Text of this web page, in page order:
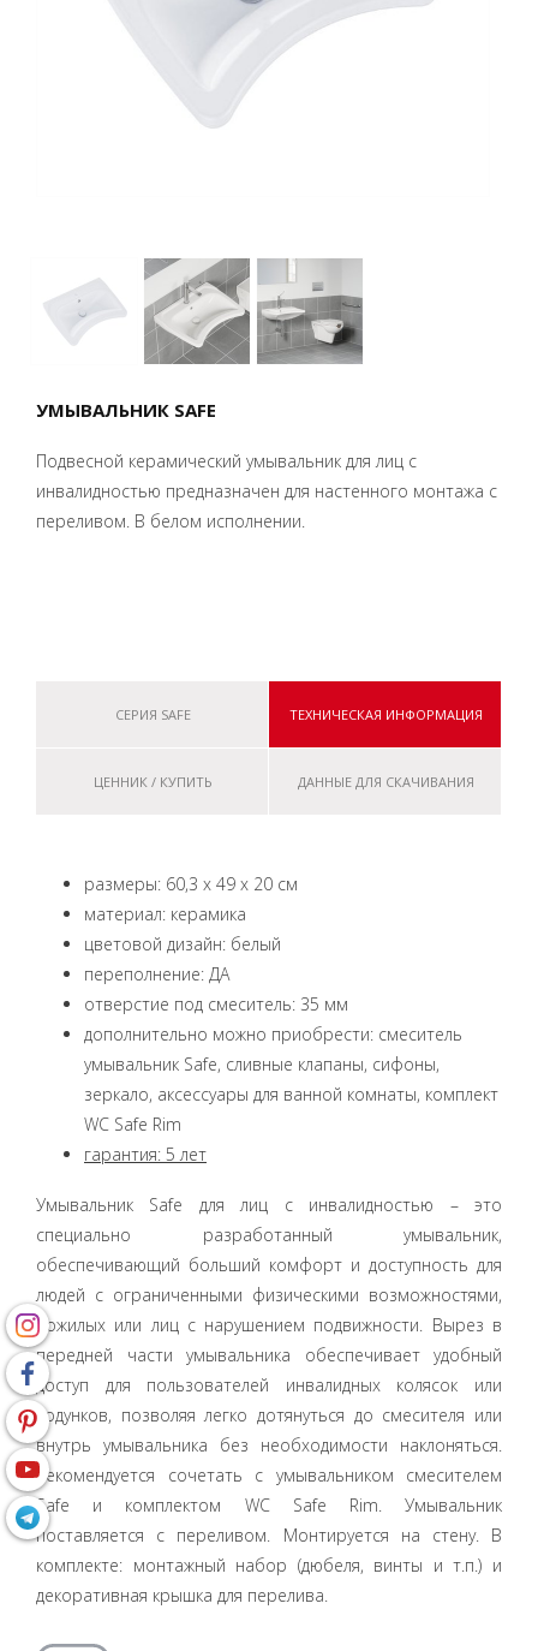
УМЫВАЛЬНИК SAFE
Подвесной керамический умывальник для лиц с
инвалидностью предназначен для настенного монтажа с
переливом. В белом исполнении.
СЕРИЯ SAFE ТЕХНИЧЕСКАЯ ИНФОРМАЦИЯ
ЦЕННИК / КУПИТЬ ДАННЫЕ ДЛЯ СКАЧИВАНИЯ
размеры: 60,3 x 49 x 20 см
материал: керамика
цветовой дизайн: белый
переполнение: ДА
отверстие под смеситель: 35 мм
дополнительно можно приобрести: смеситель
умывальник Safe, сливные клапаны, сифоны,
зеркало, аксессуары для ванной комнаты, комплект
WC Safe Rim
гарантия: 5 лет
Умывальник Safe для лиц с инвалидностью – это
специально разработанный умывальник,
обеспечивающий больший комфорт и доступность для
людей с ограниченными физическими возможностями,
пожилых или лиц с нарушением подвижности. Вырез в
передней части умывальника обеспечивает удобный
доступ для пользователей инвалидных колясок или
ходунков, позволяя легко дотянуться до смесителя или
внутрь умывальника без необходимости наклоняться.
Рекомендуется сочетать с умывальником смесителем
Safe и комплектом WC Safe Rim. Умывальник
поставляется с переливом. Монтируется на стену. В
комплекте: монтажный набор (дюбеля, винты и т.п.) и
декоративная крышка для перелива.